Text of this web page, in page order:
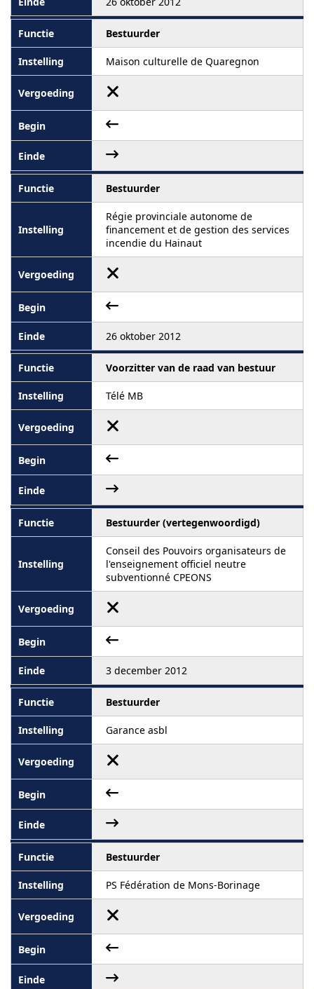
Bestuurder
Maison culturelle de Quaregnon
Bestuurder
Régie provinciale autonome de
financement et de gestion des services
incendie du Hainaut
26 oktober 2012
Voorzitter van de raad van bestuur
Télé MB
Bestuurder (vertegenwoordigd)
Conseil des Pouvoirs organisateurs de
l'enseignement officiel neutre
subventionné CPEONS
3 december 2012
Bestuurder
Garance asbl
Bestuurder
PS Fédération de Mons-Borinage